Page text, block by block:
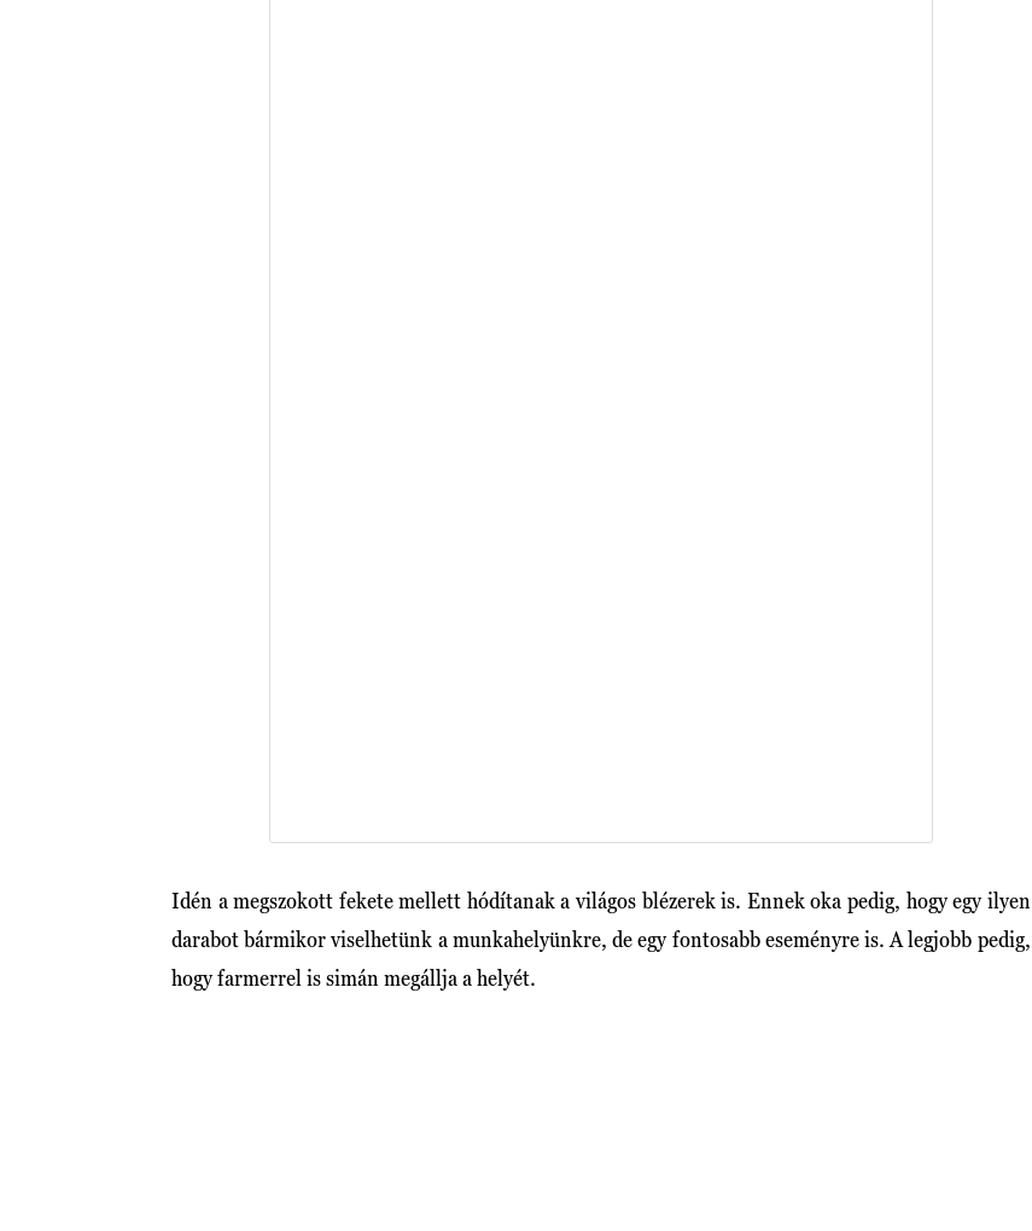
Idén a megszokott fekete mellett hódítanak a világos blézerek is. Ennek oka pedig, hogy egy ilyen
darabot bármikor viselhetünk a munkahelyünkre, de egy fontosabb eseményre is. A legjobb pedig,
hogy farmerrel is simán megállja a helyét.